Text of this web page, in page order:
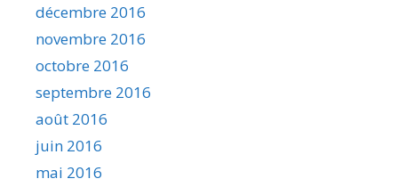
décembre 2016
novembre 2016
octobre 2016
septembre 2016
août 2016
juin 2016
mai 2016